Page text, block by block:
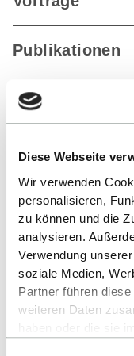
Diese Webseite
Wir verwenden
personalisieren,
zu können und die
analysieren.
Verwendung
soziale Medien,
Partner führen
weiteren Daten
Publikationen
ZURÜCK